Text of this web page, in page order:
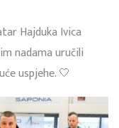
Hajduka Ivica
nadama uručili
uspjehe. 🤍